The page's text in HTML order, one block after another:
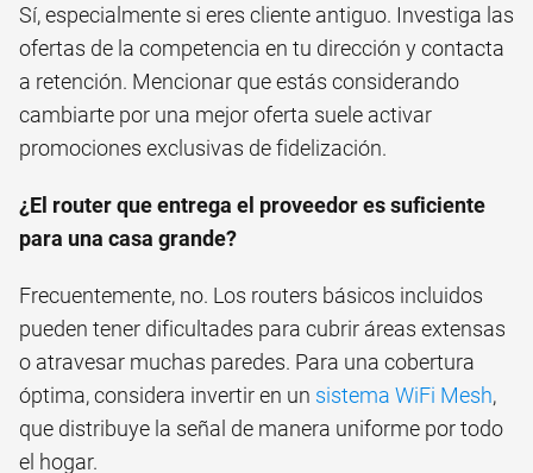
Sí, especialmente si eres cliente antiguo. Investiga las
ofertas de la competencia en tu dirección y contacta
a retención. Mencionar que estás considerando
cambiarte por una mejor oferta suele activar
promociones exclusivas de fidelización.
¿El router que entrega el proveedor es suficiente
para una casa grande?
Frecuentemente, no. Los routers básicos incluidos
pueden tener dificultades para cubrir áreas extensas
o atravesar muchas paredes. Para una cobertura
óptima, considera invertir en un sistema WiFi Mesh,
que distribuye la señal de manera uniforme por todo
el hogar.